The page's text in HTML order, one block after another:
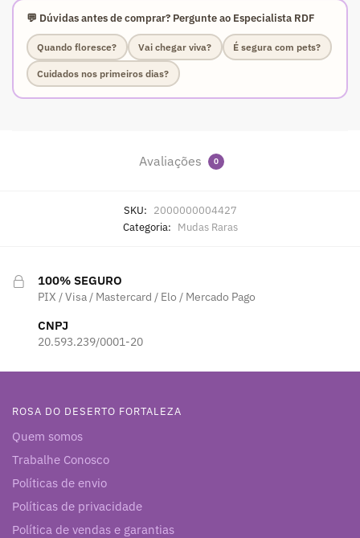
💬 Dúvidas antes de comprar? Pergunte ao Especialista RDF
Quando floresce? Vai chegar viva? É segura com pets?
Cuidados nos primeiros dias?
Avaliações 0
SKU: 2000000004427
Categoria: Mudas Raras
100% SEGURO
PIX / Visa / Mastercard / Elo / Mercado Pago
CNPJ
20.593.239/0001-20
ROSA DO DESERTO FORTALEZA
Quem somos
Trabalhe Conosco
Políticas de envio
Políticas de privacidade
Política de vendas e garantias